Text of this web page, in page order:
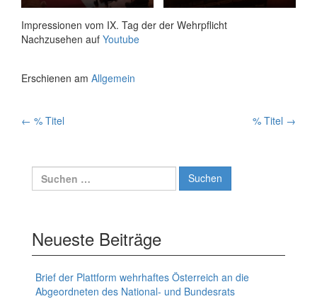
Impressionen vom IX. Tag der der Wehrpflicht
Nachzusehen auf Youtube
Erschienen am Allgemein
Artikelnavigation
← % Titel % Titel →
Suchen
nach:
Neueste Beiträge
Brief der Plattform wehrhaftes Österreich an die
Abgeordneten des National- und Bundesrats